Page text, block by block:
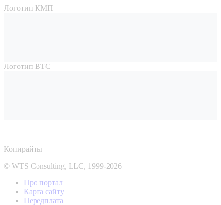
Логотип КМП
Логотип ВТС
Копирайты
© WTS Consulting, LLC, 1999-2026
Про портал
Карта сайту
Передплата